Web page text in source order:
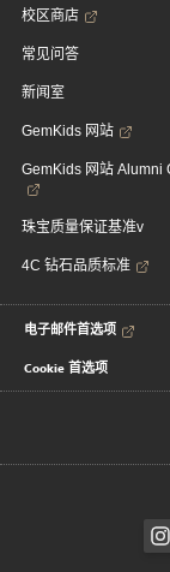
校区商店
常见问答
新闻室
GemKids 网站
GemKids 网站 Alumni
珠宝质量保证基准v
4C 钻石品质标准
电子邮件首选项
Cookie 首选项